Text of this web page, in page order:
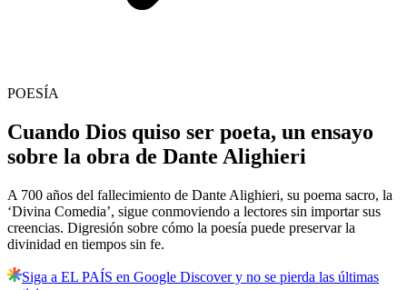
POESÍA
Cuando Dios quiso ser poeta, un ensayo
sobre la obra de Dante Alighieri
A 700 años del fallecimiento de Dante Alighieri, su poema sacro, la
‘Divina Comedia’, sigue conmoviendo a lectores sin importar sus
creencias. Digresión sobre cómo la poesía puede preservar la
divinidad en tiempos sin fe.
Siga a EL PAÍS en Google Discover y no se pierda las últimas